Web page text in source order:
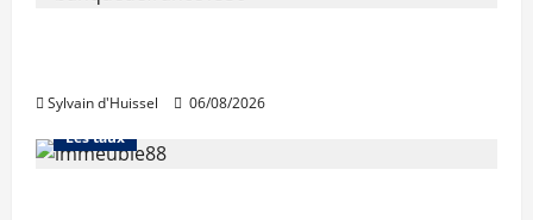
Sylvain d'Huissel 06/08/2026
Abonnés Financement
Les taux